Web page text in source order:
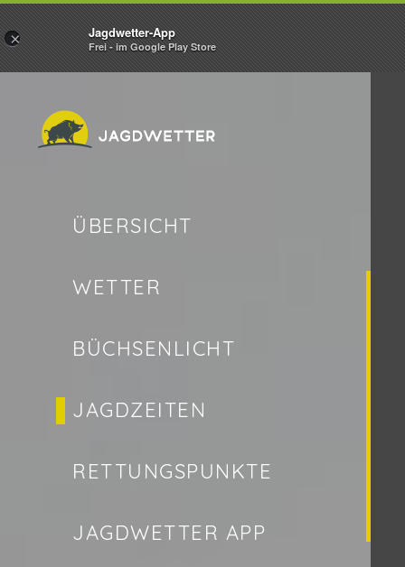
× Jagdwetter-App
Frei - im Google Play Store
ÜBERSICHT
WETTER
BÜCHSENLICHT
JAGDZEITEN
RETTUNGSPUNKTE
JAGDWETTER APP